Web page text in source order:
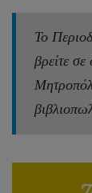
Το
βρείτε